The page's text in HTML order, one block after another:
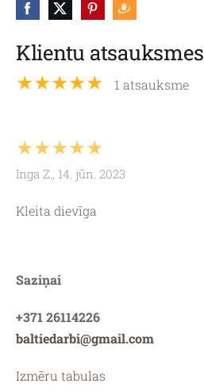
Saziņai
+371 26114226
baltiedarbi@gmail.com
Izmēru tabulas
Klientu atsauksmes
★★★★★ 1 atsauksme
★★★★★
Inga Z., 14. jūn. 2023
Kleita dievīga